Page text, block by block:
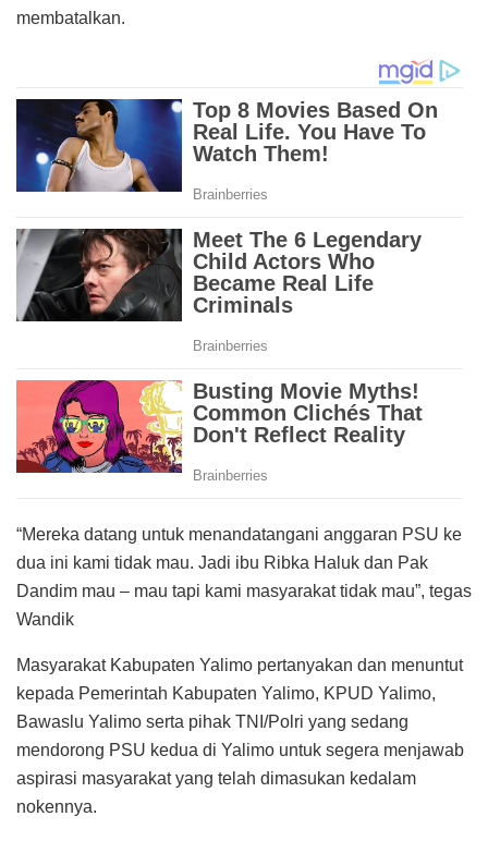
membatalkan.
“Mereka datang untuk menandatangani anggaran PSU ke
dua ini kami tidak mau. Jadi ibu Ribka Haluk dan Pak
Dandim mau – mau tapi kami masyarakat tidak mau”, tegas
Wandik
Masyarakat Kabupaten Yalimo pertanyakan dan menuntut
kepada Pemerintah Kabupaten Yalimo, KPUD Yalimo,
Bawaslu Yalimo serta pihak TNI/Polri yang sedang
mendorong PSU kedua di Yalimo untuk segera menjawab
aspirasi masyarakat yang telah dimasukan kedalam
nokennya.